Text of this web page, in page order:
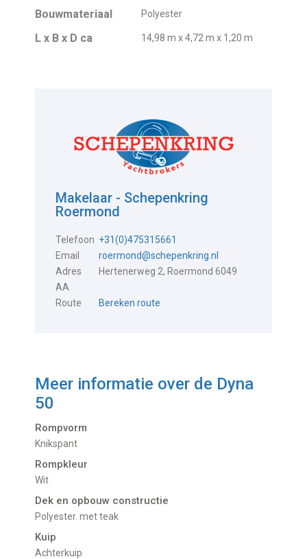
Bouwmateriaal Polyester
L x B x D ca 14,98 m x 4,72 m x 1,20 m
Makelaar - Schepenkring
Roermond
Telefoon +31(0)475315661
Email
roermond@schepenkring.nl
Adres
Hertenerweg 2, Roermond 6049
AA
Route
Bereken route
Meer informatie over de Dyna
50
Rompvorm
Knikspant
Rompkleur
Wit
Dek en opbouw constructie
Polyester. met teak
Kuip
Achterkuip